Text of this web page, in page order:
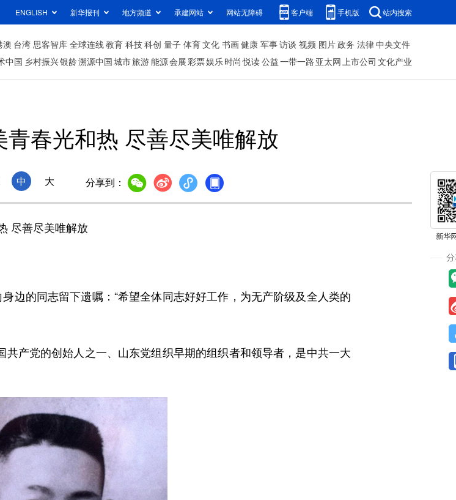
ENGLISH 新华报刊 地方频道 承建网站 网站无障碍 客户端 手机版 站内搜索
澳 台湾 思客智库 全球连线教育 科技科创 量子 体育文化 书画健康 军事访谈 视频 图片政务 法律中央文件
中国 乡村振兴银龄溯源中国城市旅游能源会展彩票娱乐时尚 悦读公益一带一路 亚太网上市公司 文化产业
春光和热 尽善尽美唯解放
中 大 分享到：
尽善尽美唯解放
的同志留下遗嘱：“希望全体同志好好工作，为无产阶级及全人类的
产党的创始人之一、山东党组织早期的组织者和领导者，是中共一大